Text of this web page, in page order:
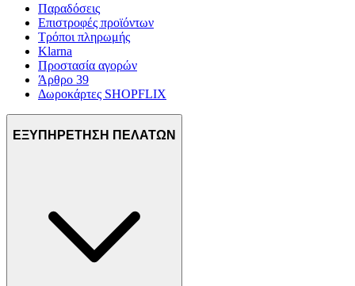
Παραδόσεις
Επιστροφές προϊόντων
Τρόποι πληρωμής
Klarna
Προστασία αγορών
Άρθρο 39
Δωροκάρτες SHOPFLIX
ΕΞΥΠΗΡΕΤΗΣΗ ΠΕΛΑΤΩΝ